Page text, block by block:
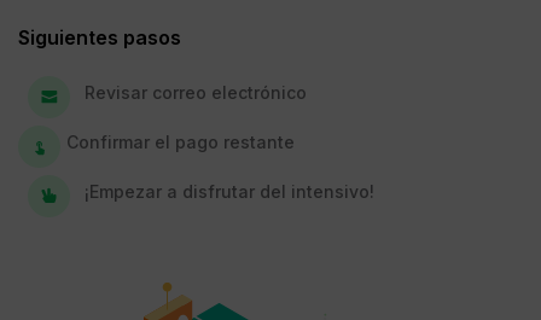
Siguientes pasos
Revisar correo electrónico
Confirmar el pago restante
¡Empezar a disfrutar del intensivo!